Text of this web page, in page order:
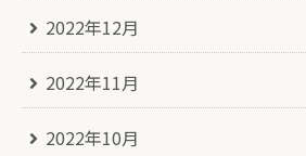
2022年12月
2022年11月
2022年10月